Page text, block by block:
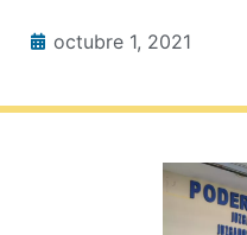
octubre 1, 2021